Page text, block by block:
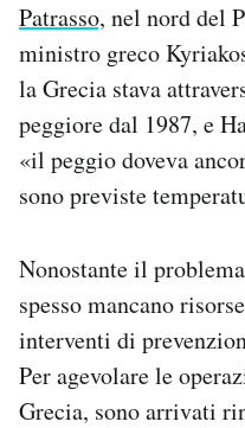
Patrasso, nel nord del
ministro greco
la Grecia stava
peggiore dal 1987, e
«il peggio doveva
sono previste
Nonostante il
spesso mancano
interventi di
Per agevolare le
Grecia, sono arrivati